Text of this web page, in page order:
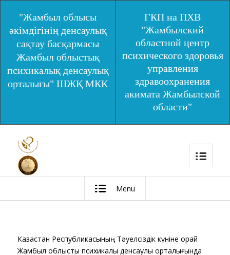
"Жамбыл облысы
әкімдігінің денсаулық
сақтау басқармасы
Жамбыл облыстық
психикалық денсаулық
орталығы" ШЖҚ МКК
ГКП на ПХВ
"Жамбылский
областной центр
психического здоровья
управления
здравоохранения
акимата Жамбылской
области"
Menu
Казақстан Республикасының Тәуелсіздік күніне орай
Жамбыл облыстық психикалық денсаулық орталығында